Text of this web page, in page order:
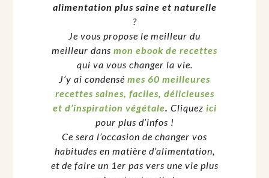
alimentation plus saine et naturelle
?
Je vous propose le meilleur du
meilleur dans mon ebook de recettes
qui va vous changer la vie.
J’y ai condensé mes 60 meilleures
recettes saines, faciles, délicieuses
et d’inspiration végétale. Cliquez ici
pour plus d’infos !
Ce sera l’occasion de changer vos
habitudes en matière d’alimentation,
et de faire un 1er pas vers une vie plus